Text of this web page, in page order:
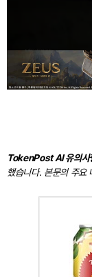
TokenPost AI 유의사
했습니다. 본문의 주요